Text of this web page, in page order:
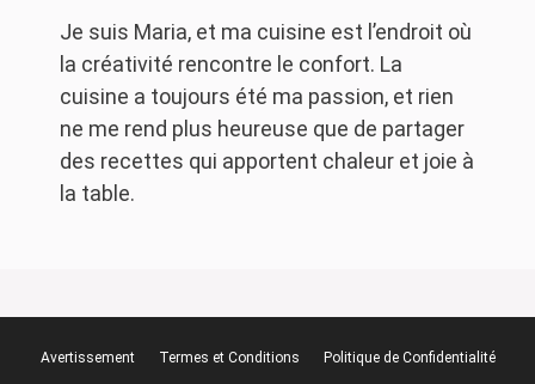
Je suis Maria, et ma cuisine est l’endroit où
la créativité rencontre le confort. La
cuisine a toujours été ma passion, et rien
ne me rend plus heureuse que de partager
des recettes qui apportent chaleur et joie à
la table.
Avertissement Termes et Conditions
Politique de Confidentialité